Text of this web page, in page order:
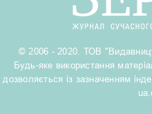
© 2006 - 2020. ТОВ
Будь-яке використання
дозволяється із зазначенням